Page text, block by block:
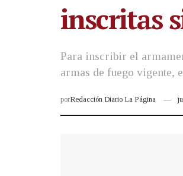
inscritas
Para inscribir el
armas de fuego vigente,
porRedacción Diario La Página